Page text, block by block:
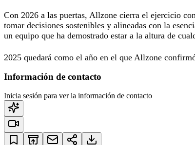
Con 2026 a las puertas, Allzone cierra el ejercicio
tomar decisiones sostenibles y alineadas con la
un equipo que ha demostrado estar a la altura de
2025 quedará como el año en el que Allzone
Información de contacto
Inicia sesión para ver la información de contacto